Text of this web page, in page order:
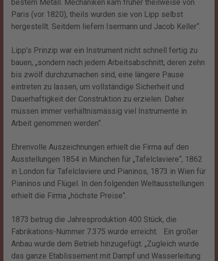
bestem Metall. Mechaniken kam früher theilweise von
Paris (vor 1820), theils wurden sie von Lipp selbst
hergestellt. Seitdem liefern Isermann und Jacob Keller“.
Lipp’s Prinzip war ein Instrument nicht schnell fertig zu
bauen, „sondern nach jedem Arbeitsabschnitt, deren zehn
bis zwölf durchzumachen sind, eine längere Pause
eintreten zu lassen, um vollständige Sicherheit und
Dauerhaftigkeit der Construktion zu erzielen. Daher
müssen immer verhältnismässig viel Instrumente in
Arbeit genommen werden“.
Ehrenvolle Auszeichnungen erhielt die Firma auf den
Ausstellungen 1854 in München für „Tafelclaviere“, 1862
in London für Tafelclaviere und Pianinos, 1873 in Wien für
Pianinos und Flügel. In den folgenden Weltausstellungen
erhielt die Firma „höchste Preise“.
1873 betrug die Jahresproduktion 400 Stück, die
Fabrikations-Nummer 7.375 wurde erreicht. Ein großer
Anbau wurde dem Betrieb hinzugefügt. „Zugleich wurde
das ganze Etablissement mit Dampf und Wasserleitung